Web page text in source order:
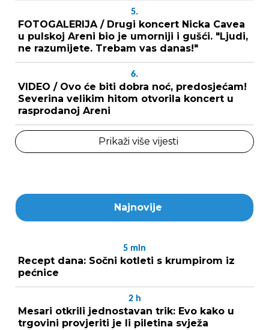
5.
FOTOGALERIJA / Drugi koncert Nicka Cavea
u pulskoj Areni bio je umorniji i gušći. "Ljudi,
ne razumijete. Trebam vas danas!"
6.
VIDEO / Ovo će biti dobra noć, predosjećam!
Severina velikim hitom otvorila koncert u
rasprodanoj Areni
Prikaži više vijesti
Najnovije
5 min
Recept dana: Sočni kotleti s krumpirom iz
pećnice
2 h
Mesari otkrili jednostavan trik: Evo kako u
trgovini provjeriti je li piletina svježa